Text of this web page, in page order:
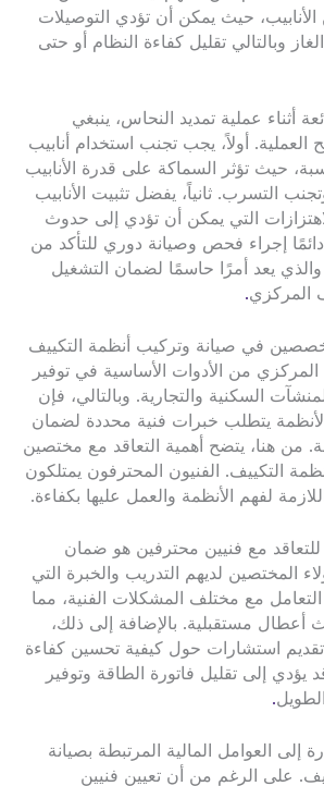
الأنابيب، حيث يمكن أن تؤدي التوصيلات
وبالتالي تقليل كفاءة النظام أو حتى
أثناء عملية تمديد النحاس، ينبغي
العملية. أولاً، يجب تجنب استخدام أنابيب
حيث تؤثر السماكة على قدرة الأنابيب
التسرب. ثانياً، يفضل تثبيت الأنابيب
التي يمكن أن تؤدي إلى حدوث
دائمًا إجراء فحص وصيانة دوري للتأكد من
يعد أمرًا حاسمًا لضمان التشغيل
المركزي.
في صيانة وتركيب أنظمة التكييف
المركزي من الأدوات الأساسية في توفير
السكنية والتجارية. وبالتالي، فإن
يتطلب خبرات فنية محددة لضمان
من هنا، يتضح أهمية التعاقد مع مختصين
التكييف. الفنيون المحترفون يمتلكون
لفهم الأنظمة والعمل عليها بكفاءة.
للتعاقد مع فنيين محترفين هو ضمان
المختصين لديهم التدريب والخبرة التي
مع مختلف المشكلات الفنية، مما
مستقبلية. بالإضافة إلى ذلك،
تقديم استشارات حول كيفية تحسين كفاءة
يؤدي إلى تقليل فاتورة الطاقة وتوفير
.
إلى العوامل المالية المرتبطة بصيانة
على الرغم من أن تعيين فنيين